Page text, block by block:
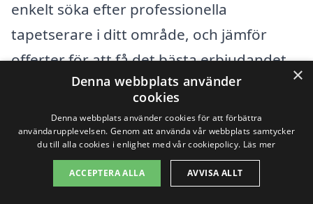
enkelt söka efter professionella
tapetserare i ditt område, och jämför
offerter för att få det bästa erbjudandet
för just ditt projekt.
Få 3 erbjudanden, gratis och utan
förpliktelser
×
Denna webbplats använder
cookies
Denna webbplats använder cookies för att förbättra
användarupplevelsen. Genom att använda vår webbplats samtycker
du till alla cookies i enlighet med vår cookiepolicy. Läs mer
ACCEPTERA ALLA AVVISA ALLT